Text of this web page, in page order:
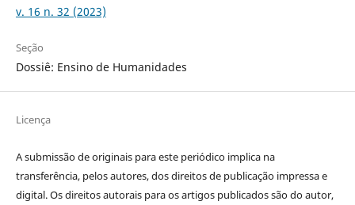
v. 16 n. 32 (2023)
Seção
Dossiê: Ensino de Humanidades
Licença
A submissão de originais para este periódico implica na
transferência, pelos autores, dos direitos de publicação impressa e
digital. Os direitos autorais para os artigos publicados são do autor,